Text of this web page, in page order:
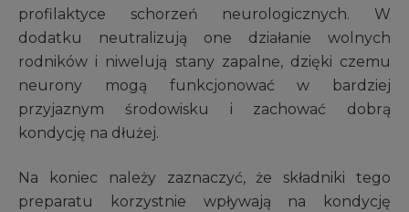
profilaktyce schorzeń neurologicznych. W
dodatku neutralizują one działanie wolnych
rodników i niwelują stany zapalne, dzięki czemu
neurony mogą funkcjonować w bardziej
przyjaznym środowisku i zachować dobrą
kondycję na dłużej.
Na koniec należy zaznaczyć, że składniki tego
preparatu korzystnie wpływają na kondycję